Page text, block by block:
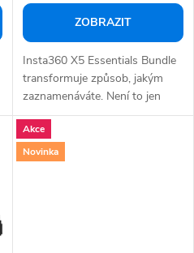
ZOBRAZIT
Insta360 X5 Essentials Bundle
transformuje způsob, jakým
zaznamenáváte. Není to jen
kamera, je to...
Akce
Novinka